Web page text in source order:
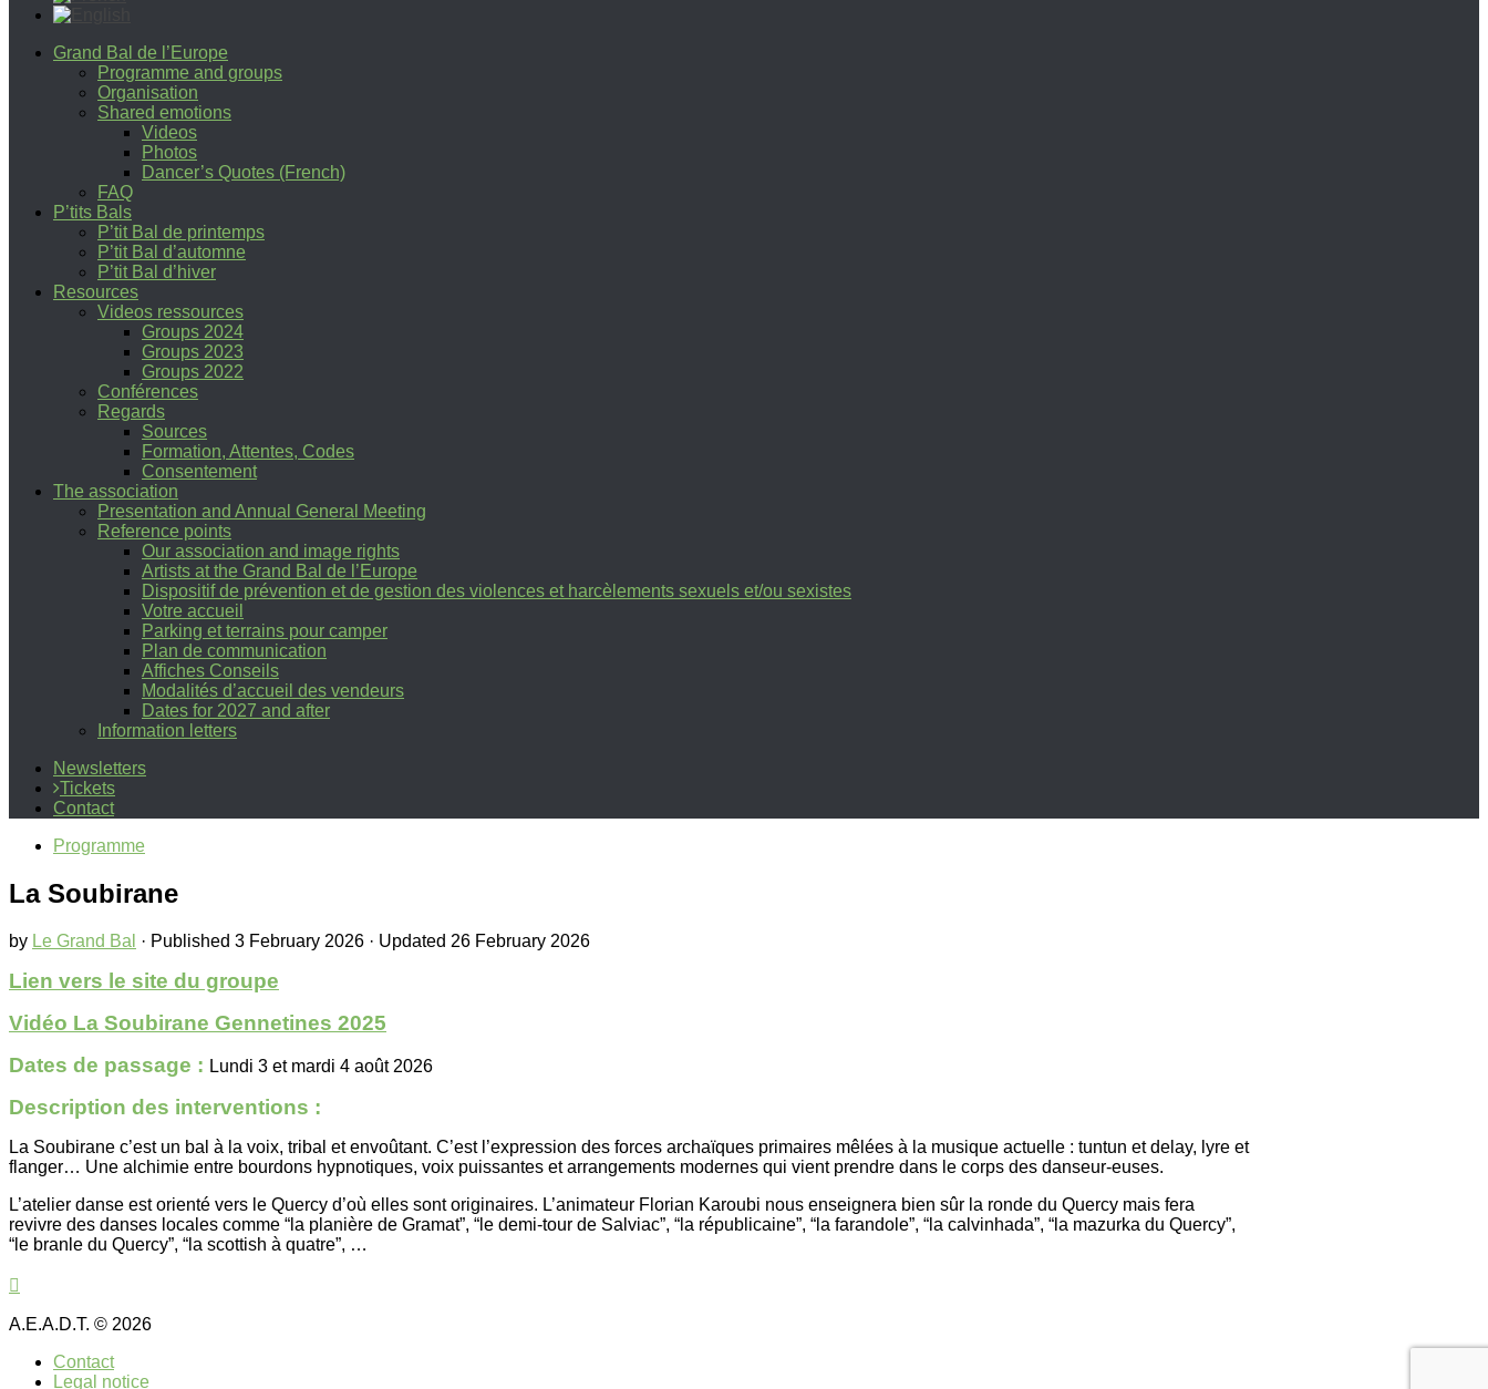
Grand Bal de l’Europe
Programme and groups
Organisation
Shared emotions
Videos
Photos
Dancer’s Quotes (French)
FAQ
P’tits Bals
P’tit Bal de printemps
P’tit Bal d’automne
P’tit Bal d’hiver
Resources
Videos ressources
Groups 2024
Groups 2023
Groups 2022
Conférences
Regards
Sources
Formation, Attentes, Codes
Consentement
The association
Presentation and Annual General Meeting
Reference points
Our association and image rights
Artists at the Grand Bal de l’Europe
Dispositif de prévention et de gestion des violences et harcèlements sexuels et/ou sexistes
Votre accueil
Parking et terrains pour camper
Plan de communication
Affiches Conseils
Modalités d’accueil des vendeurs
Dates for 2027 and after
Information letters
Newsletters
Tickets
Contact
Programme
La Soubirane
by Le Grand Bal · Published 3 February 2026 · Updated 26 February 2026
Lien vers le site du groupe
Vidéo La Soubirane Gennetines 2025
Dates de passage : Lundi 3 et mardi 4 août 2026
Description des interventions :
La Soubirane c’est un bal à la voix, tribal et envoûtant. C’est l’expression des forces archaïques primaires mêlées à la musique actuelle : tuntun et delay, lyre et
flanger… Une alchimie entre bourdons hypnotiques, voix puissantes et arrangements modernes qui vient prendre dans le corps des danseur-euses.
L’atelier danse est orienté vers le Quercy d’où elles sont originaires. L’animateur Florian Karoubi nous enseignera bien sûr la ronde du Quercy mais fera
revivre des danses locales comme “la planière de Gramat”, “le demi-tour de Salviac”, “la républicaine”, “la farandole”, “la calvinhada”, “la mazurka du Quercy”,
“le branle du Quercy”, “la scottish à quatre”, …
A.E.A.D.T. © 2026
Contact
Legal notice